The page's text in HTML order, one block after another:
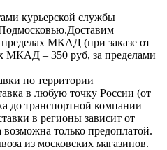
курьерской службы
МКАД (при заказе от
МКАД – 350 руб, за пределами
по территории
в любую точку России (от
до транспортной компании –
в регионы зависит от
только предоплатой.
из московских магазинов.